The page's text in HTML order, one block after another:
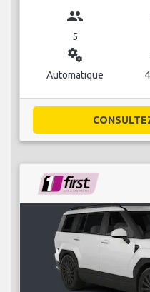
group
5
miscellaneous_services
Automatique